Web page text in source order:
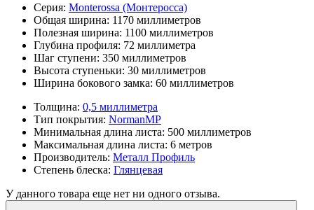
Серия: Monterossa (Монтеросса)
Общая ширина: 1170 миллиметров
Полезная ширина: 1100 миллиметров
Глубина профиля: 72 миллиметра
Шаг ступени: 350 миллиметров
Высота ступеньки: 30 миллиметров
Ширина бокового замка: 60 миллиметров
Толщина: 0,5 миллиметра
Тип покрытия: NormanMP
Минимальная длина листа: 500 миллиметров
Максимальная длина листа: 6 метров
Производитель: Металл Профиль
Степень блеска: Глянцевая
У данного товара еще нет ни одного отзыва.